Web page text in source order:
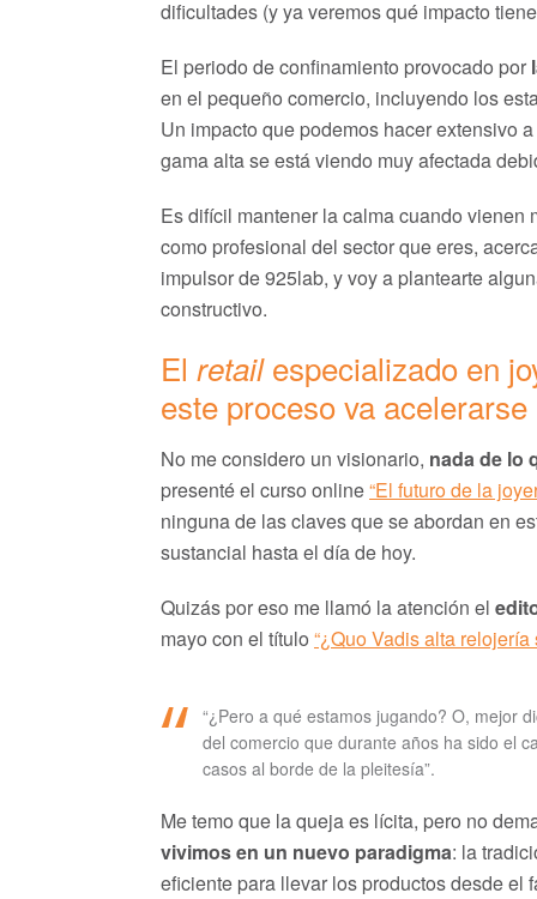
dificultades (y ya veremos qué impacto
El periodo de confinamiento provocado por
en el pequeño comercio, incluyendo los
Un impacto que podemos hacer extensivo
gama alta se está viendo muy afectada
Es difícil mantener la calma cuando vienen
como profesional del sector que eres,
impulsor de 925lab, y voy a plantearte
constructivo.
El retailespecializado en
este proceso va acelerarse
No me considero un visionario, nada de lo
presenté el curso online“El futuro de la
ninguna de las claves que se abordan en
sustancial hasta el día de hoy.
Quizás por eso me llamó la atención el
mayo con el título “¿Quo Vadis alta relojería
“¿Pero a qué estamos jugando? O, mejor
del comercio que durante años ha sido el
casos al borde de la pleitesía”.
Me temo que la queja es lícita, pero no
vivimos en un nuevo paradigma: la
eficiente para llevar los productos desde el